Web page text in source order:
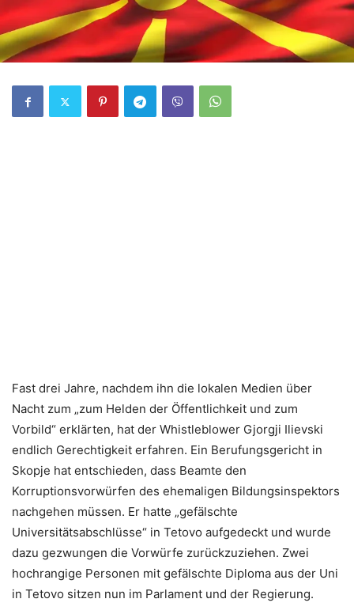
Fast drei Jahre, nachdem ihn die lokalen Medien über
Nacht zum „zum Helden der Öffentlichkeit und zum
Vorbild“ erklärten, hat der Whistleblower Gjorgji Ilievski
endlich Gerechtigkeit erfahren. Ein Berufungsgericht in
Skopje hat entschieden, dass Beamte den
Korruptionsvorwürfen des ehemaligen Bildungsinspektors
nachgehen müssen. Er hatte „gefälschte
Universitätsabschlüsse“ in Tetovo aufgedeckt und wurde
dazu gezwungen die Vorwürfe zurückzuziehen. Zwei
hochrangige Personen mit gefälschte Diploma aus der Uni
in Tetovo sitzen nun im Parlament und der Regierung.